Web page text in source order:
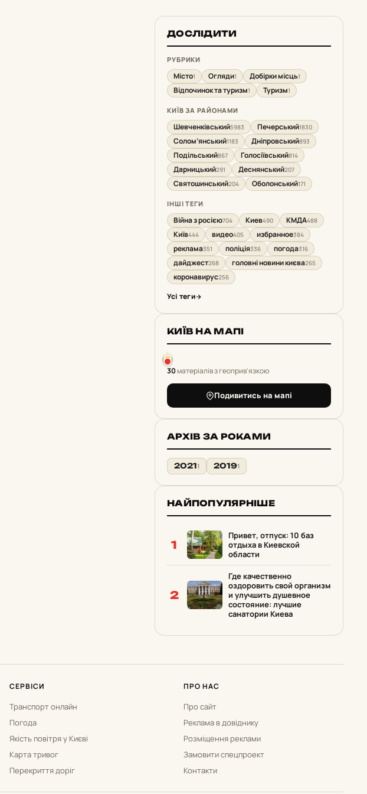
ДОСЛІДИТИ
РУБРИКИ
Місто1 Огляди1 Добірки місць1
Відпочинок та туризм1 Туризм1
КИЇВ ЗА РАЙОНАМИ
Шевченківський5983 Печерський1830
Солом’янський1183 Дніпровський893
Подільський867 Голосіївський814
Дарницький291 Деснянський207
Святошинський204 Оболонський171
ІНШІ ТЕГИ
Війна з росією704 Киев490 КМДА488
Київ444 видео405 избранное384
реклама351 поліція336 погода316
дайджест268 головні новини києва265
коронавирус256
Усі теги
КИЇВ НА МАПІ
30матеріалів з геоприв'язкою
Подивитись на мапі
АРХІВ ЗА РОКАМИ
20211 20191
НАЙПОПУЛЯРНІШЕ
1
Привет, отпуск: 10 баз
отдыха в Киевской
области
2
Где качественно
оздоровить свой организм
и улучшить душевное
состояние: лучшие
санатории Киева
СЕРВІСИ
Транспорт онлайн
Погода
Якість повітря у Києві
Карта тривог
Перекриття доріг
ПРО НАС
Про сайт
Реклама в довіднику
Розміщення реклами
Замовити спецпроект
Контакти